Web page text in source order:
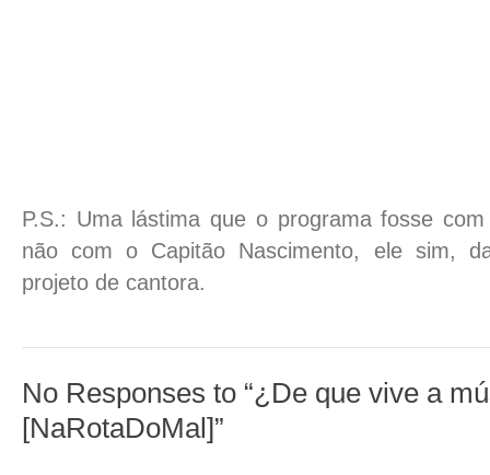
P.S.: Uma lástima que o programa fosse
não com o Capitão Nascimento, ele sim,
projeto de cantora.
No Responses to “¿De que vive a
[NaRotaDoMal]”